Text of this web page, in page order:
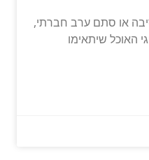
או סתם ערב חברתי,
האוכל שיתאימו